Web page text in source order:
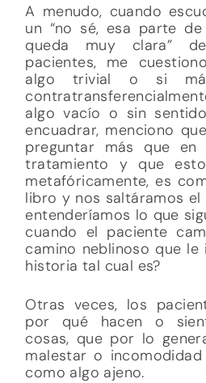
A menudo, cuando
un “no sé, esa parte
queda muy clara”
pacientes, me
algo trivial o si
algo vacío o sin
encuadrar, menciono
preguntar más que
tratamiento y que
metafóricamente, es
libro y nos saltáramos el
entenderíamos lo que
cuando el paciente
camino neblinoso que
historia tal cual es?
Otras veces, los
por qué hacen o
cosas, que por lo
malestar o
como algo ajeno.